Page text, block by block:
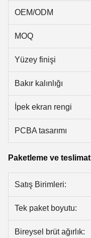
OEM/ODM
MOQ
Yüzey finişi
Bakır kalınlığı
İpek ekran rengi
PCBA tasarımı
Paketleme ve teslimat
Satış Birimleri:
Tek paket boyutu:
Bireysel brüt ağırlık: